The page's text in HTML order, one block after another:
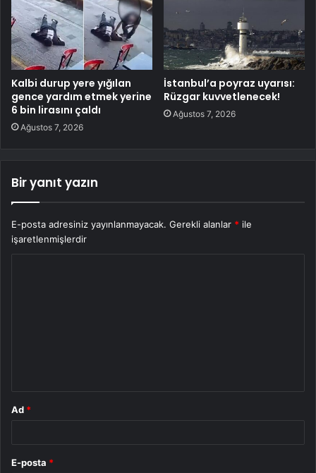
Kalbi durup yere yığılan
gence yardım etmek yerine
6 bin lirasını çaldı
Ağustos 7, 2026
İstanbul’a poyraz uyarısı:
Rüzgar kuvvetlenecek!
Ağustos 7, 2026
Bir yanıt yazın
E-posta adresiniz yayınlanmayacak. Gerekli alanlar * ile
işaretlenmişlerdir
Ad *
E-posta *